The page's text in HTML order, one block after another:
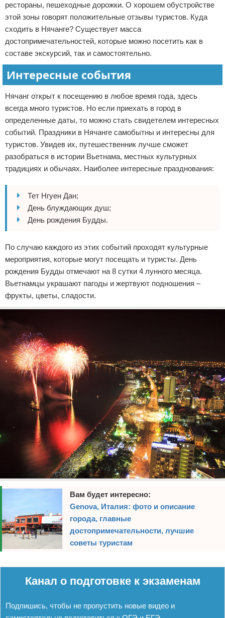
рестораны, пешеходные дорожки. О хорошем обустройстве
этой зоны говорят положительные отзывы туристов. Куда
сходить в Нячанге? Существует масса
достопримечательностей, которые можно посетить как в
составе экскурсий, так и самостоятельно.
Интересные события
Нячанг открыт к посещению в любое время года, здесь
всегда много туристов. Но если приехать в город в
определенные даты, то можно стать свидетелем интересных
событий. Праздники в Нячанге самобытны и интересны для
туристов. Увидев их, путешественник лучше сможет
разобраться в истории Вьетнама, местных культурных
традициях и обычаях. Наиболее интересные празднования:
Тет Нгуен Дан;
День блуждающих душ;
День рождения Будды.
По случаю каждого из этих событий проходят культурные
мероприятия, которые могут посещать и туристы. День
рождения Будды отмечают на 8 сутки 4 лунного месяца.
Вьетнамцы украшают пагоды и жертвуют подношения –
фрукты, цветы, сладости.
Вам будет интересно:
Genova, Италия: фото и описание
города, главные
достопримечательности, лучшие
советы туристам
Канал о подготовке к экзаменам
Подпишись, чтобы не пропустить новые видео и